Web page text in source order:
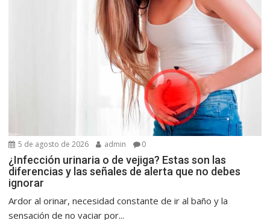
5 de agosto de 2026 admin 0
¿Infección urinaria o de vejiga? Estas son las
diferencias y las señales de alerta que no debes
ignorar
Ardor al orinar, necesidad constante de ir al baño y la
sensación de no vaciar por...